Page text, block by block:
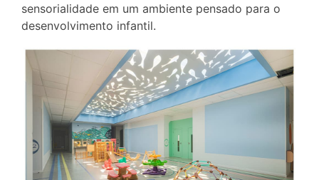
sensorialidade em um ambiente pensado para o
desenvolvimento infantil.